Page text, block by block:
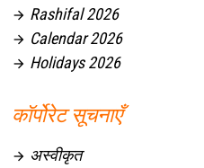
 Rashifal 2026
 Calendar 2026
 Holidays 2026
कॉर्पोरेट सूचनाएँ
 अस्वीकृत